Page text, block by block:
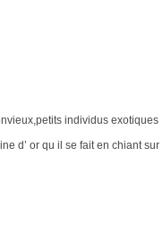
individus exotiques
d’ or qu il se fait en chiant sur